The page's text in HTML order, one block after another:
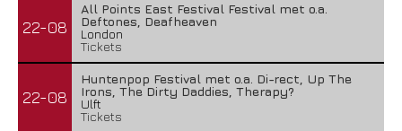
22-08
All Points East Festival Festival met o.a.
Deftones, Deafheaven
London
Tickets
22-08
Huntenpop Festival met o.a. Di-rect, Up The
Irons, The Dirty Daddies, Therapy?
Ulft
Tickets